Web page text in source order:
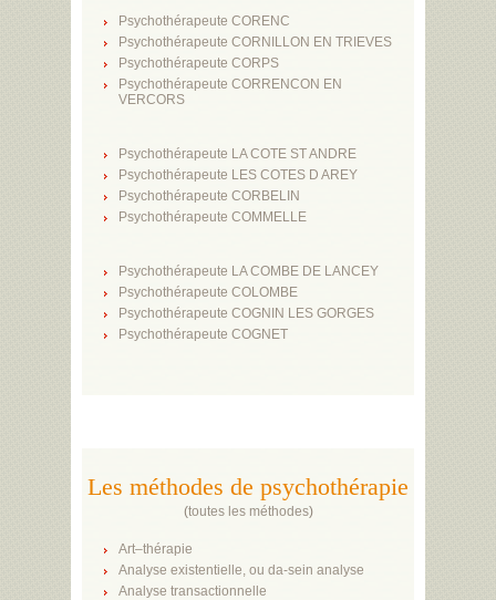
Psychothérapeute CORENC
Psychothérapeute CORNILLON EN TRIEVES
Psychothérapeute CORPS
Psychothérapeute CORRENCON EN
VERCORS
Psychothérapeute LA COTE ST ANDRE
Psychothérapeute LES COTES D AREY
Psychothérapeute CORBELIN
Psychothérapeute COMMELLE
Psychothérapeute LA COMBE DE LANCEY
Psychothérapeute COLOMBE
Psychothérapeute COGNIN LES GORGES
Psychothérapeute COGNET
Les méthodes de psychothérapie
(toutes les méthodes)
Art–thérapie
Analyse existentielle, ou da-sein analyse
Analyse transactionnelle